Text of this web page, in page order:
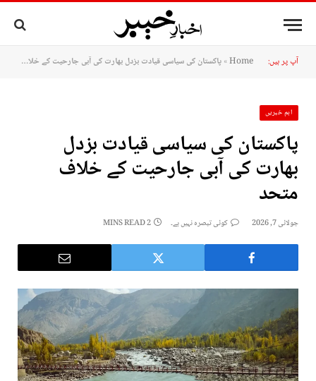
آپ پر ہیں: Home
»پاکستان کی سیاسی قیادت بزدل بھارت کی آبی جارحیت کے خلاف متحد
اہم خبریں
پاکستان کی سیاسی قیادت بزدل
بھارت کی آبی جارحیت کے خلاف
متحد
جولائی 7, 2026 کوئی تبصرہ نہیں ہے۔ 2 MINS READ